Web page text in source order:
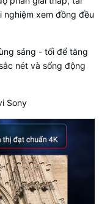
xem đồng đều
sáng - tối để tăng
nét và sống động
Sony